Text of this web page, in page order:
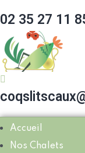
02 35 27 11
Accueil
Nos Chalets